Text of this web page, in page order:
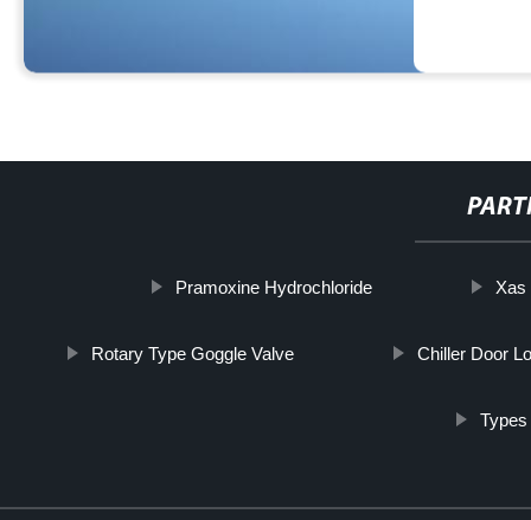
Pramoxine Hydrochloride Xas
Rotary Type Goggle Valve Chiller Door